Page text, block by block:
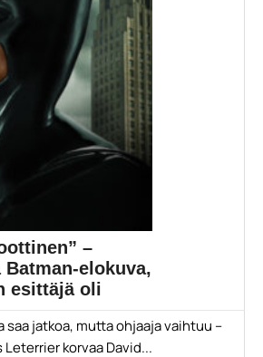
–
Batman-elokuva,
esittäjä oli
menestys nousi Val...